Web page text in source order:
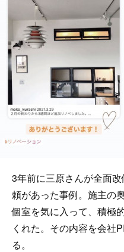
3年前に三原さんが全面
頼があった事例。施主の
個室を気に入って、積極
くれた。その内容を会社
る。